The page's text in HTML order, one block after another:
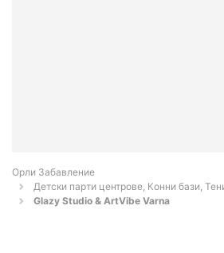
Орли Забавление
Детски парти центрове, Конни бази,
Glazy Studio & ArtVibe Varna